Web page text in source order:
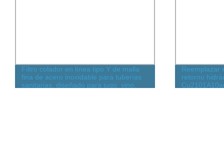
Filtro colador en línea tipo Y de malla
fina de acero inoxidable para tuberías
sanitarias, diseñado para jugo, vino,
Reemplazar
retorno